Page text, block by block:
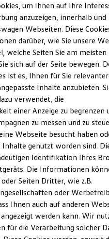
Modelle
6
und Updates
Ihrem ID.
um Ihnen auf Ihre
anzuzeigen, innerhalb und
Webseiten. Diese
darüber, wie Sie unsere
welche Seiten Sie am meisten
sich auf der Seite bewegen.
ist es, Ihnen für Sie
Inhalte anzubieten.
verwendet, die
einer Anzeige zu begrenzen
zu messen und zu
Webseite besucht haben
genutzt worden sind.
Identifikation Ihres
Die Informationen
Seiten Dritter, wie z.B.
oder
Ihnen auch auf anderen
werden kann. Wir
für die Verarbeitung solcher